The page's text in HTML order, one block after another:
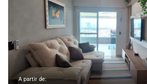
A partir de: